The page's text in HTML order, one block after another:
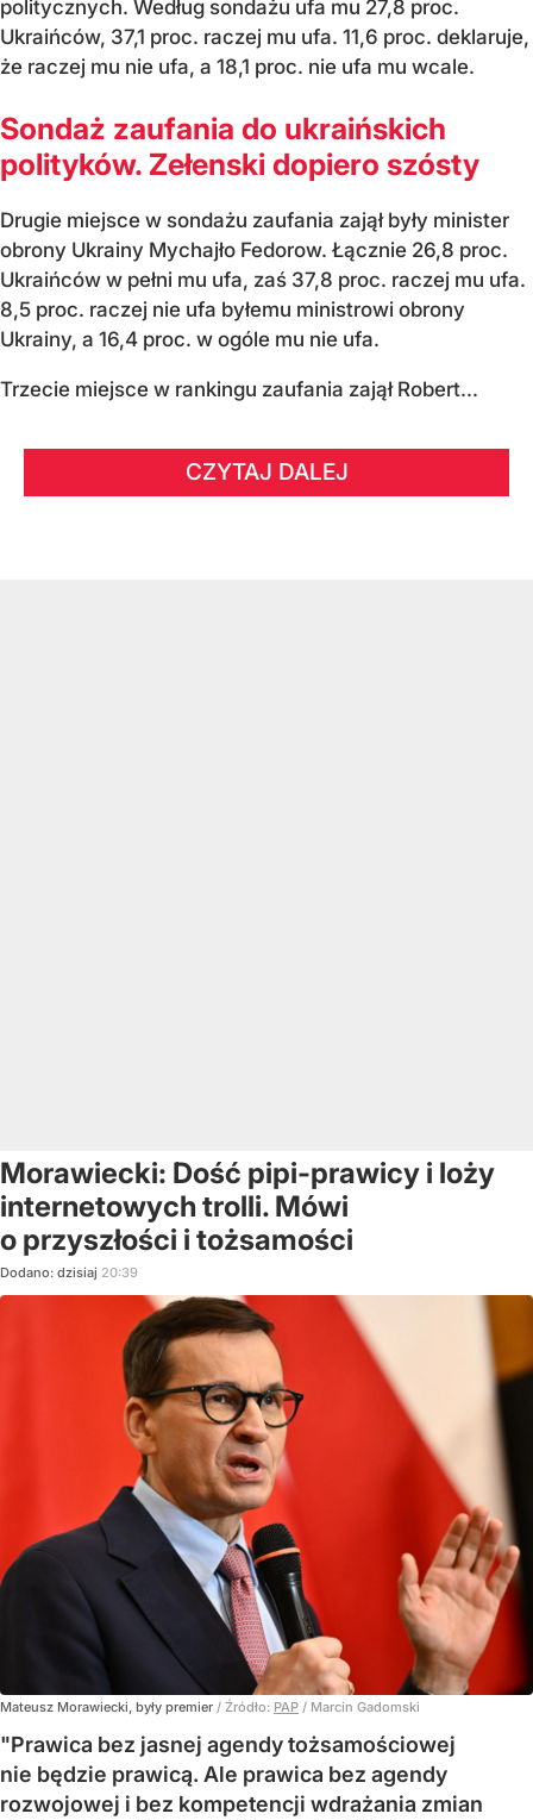
politycznych. Według sondażu ufa mu 27,8 proc.
Ukraińców, 37,1 proc. raczej mu ufa. 11,6 proc. deklaruje,
że raczej mu nie ufa, a 18,1 proc. nie ufa mu wcale.
Sondaż zaufania do ukraińskich
polityków. Zełenski dopiero szósty
Drugie miejsce w sondażu zaufania zajął były minister
obrony Ukrainy Mychajło Fedorow. Łącznie 26,8 proc.
Ukraińców w pełni mu ufa, zaś 37,8 proc. raczej mu ufa.
8,5 proc. raczej nie ufa byłemu ministrowi obrony
Ukrainy, a 16,4 proc. w ogóle mu nie ufa.
Trzecie miejsce w rankingu zaufania zajął Robert...
CZYTAJ DALEJ
Morawiecki: Dość pipi-prawicy i loży
internetowych trolli. Mówi
o przyszłości i tożsamości
Dodano: dzisiaj 20:39
Mateusz Morawiecki, były premier / Źródło: PAP / Marcin Gadomski
"Prawica bez jasnej agendy tożsamościowej
nie będzie prawicą. Ale prawica bez agendy
rozwojowej i bez kompetencji wdrażania zmian